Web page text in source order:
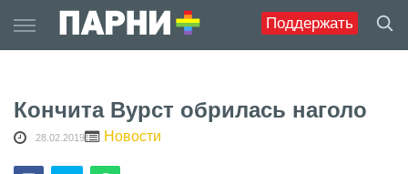
Поддержать
to
content
Кончита Вурст обрилась наголо
28.02.2019 Новости